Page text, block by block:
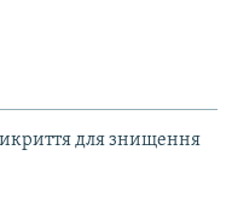
для знищення